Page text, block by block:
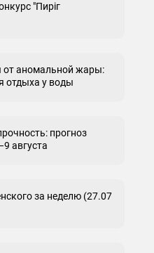
"Пиріг
от аномальной жары:
отдыха у воды
прогноз
августа
за неделю (27.07